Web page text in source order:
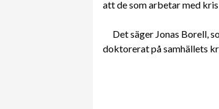
att de som arbetar med
Det säger Jonas Borell,
doktorerat på samhällets